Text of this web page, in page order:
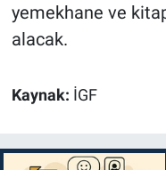
yemekhane ve
alacak.
Kaynak: İGF